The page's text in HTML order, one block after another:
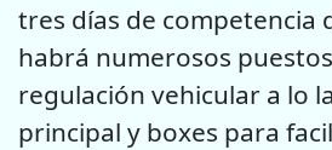
tres días de competencia
habrá numerosos
regulación vehicular a lo
principal y boxes para